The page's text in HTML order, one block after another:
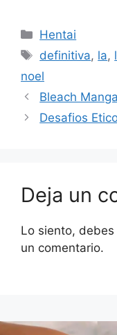
Categorías
Hentai
Etiquetas
definitiva, la,
noel
Bleach
Desafios
Deja un
Lo siento,
un comentario.